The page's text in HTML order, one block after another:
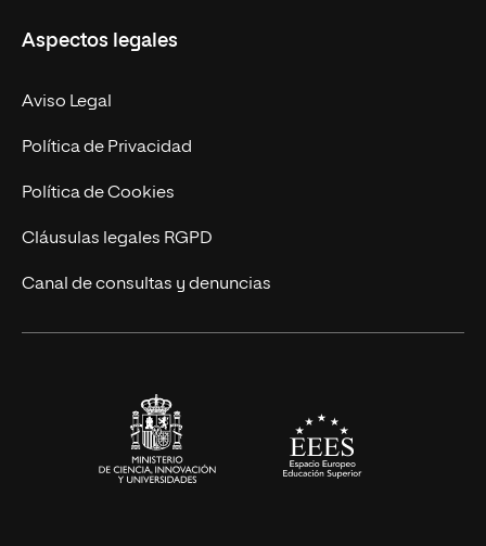
Doctorados
Experto Universitario
Postgrados
Cursos Universitarios
Facultades
Nuestro Equipo
Trabaja en UNIR
Actualidad
UNIR Revista
Eventos
Aspectos legales
Aviso Legal
Política de Privacidad
Política de Cookies
Cláusulas legales RGPD
Canal de consultas y denuncias